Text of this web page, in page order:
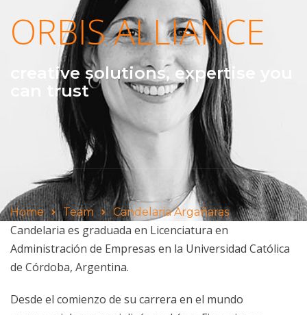
ORBIS ALLIANCE
creative solutions, expertise you
can trust
Home Team Candelaria Argañaras
Candelaria es graduada en Licenciatura en
Administración de Empresas en la Universidad Católica
de Córdoba, Argentina.
Desde el comienzo de su carrera en el mundo